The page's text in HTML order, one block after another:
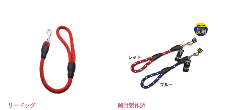
リードッグ 岡野製作所